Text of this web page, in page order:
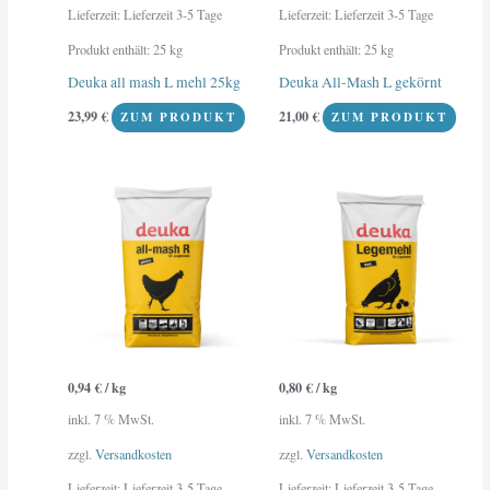
Lieferzeit:Lieferzeit 3-5 Tage
Produkt enthält: 25kg
Deuka all mash L mehl 25kg
23,99€ ZUM PRODUKT
Lieferzeit:Lieferzeit 3-5 Tage
Produkt enthält: 25kg
Deuka All-Mash L gekörnt
21,00€ ZUM PRODUKT
0,94€/kg
inkl. 7 % MwSt.
zzgl.Versandkosten
0,80€/kg
inkl. 7 % MwSt.
zzgl. Versandkosten